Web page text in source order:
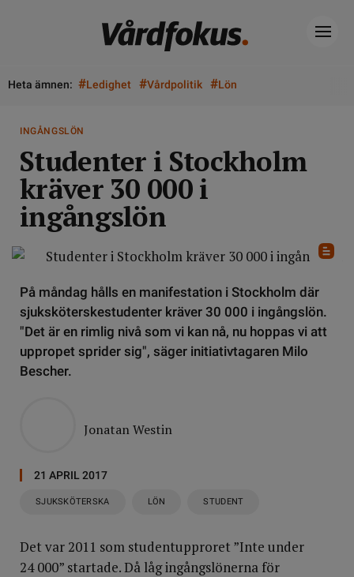
Heta ämnen: #Ledighet #Vårdpolitik #Lön
INGÅNGSLÖN
Studenter i Stockholm
kräver 30 000 i
ingångslön
På måndag hålls en manifestation i Stockholm där
sjuksköterskestudenter kräver 30 000 i ingångslön.
"Det är en rimlig nivå som vi kan nå, nu hoppas vi att
uppropet sprider sig", säger initiativtagaren Milo
Bescher.
Jonatan Westin
21 APRIL 2017
SJUKSKÖTERSKA LÖN STUDENT
Det var 2011 som studentupproret ”Inte under
24 000” startade. Då låg ingångslönerna för